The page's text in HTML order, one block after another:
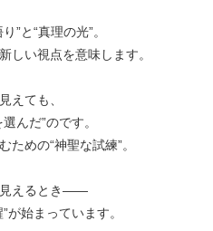
”と“真理の光”。
しい視点を意味します。
えても、
んだ”のです。
めの“神聖な試練”。
見えるとき――
が始まっています。